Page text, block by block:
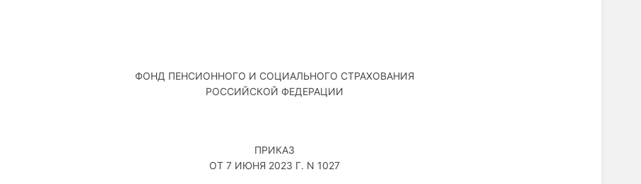
ФОНД ПЕНСИОННОГО И СОЦИАЛЬНОГО СТРАХОВАНИЯ
РОССИЙСКОЙ ФЕДЕРАЦИИ
ПРИКАЗ
ОТ 7 ИЮНЯ 2023 Г. N 1027